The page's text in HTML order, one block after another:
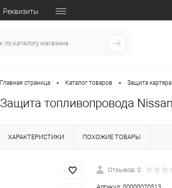
Реквизиты
Главная страница • Каталог товаров • Защита картера
Защита топливопровода
ХАРАКТЕРИСТИКИ ПОХОЖИЕ ТОВАРЫ
Отзывов: 0